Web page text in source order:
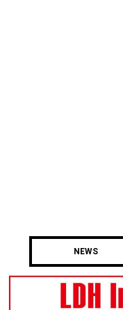
NEWS